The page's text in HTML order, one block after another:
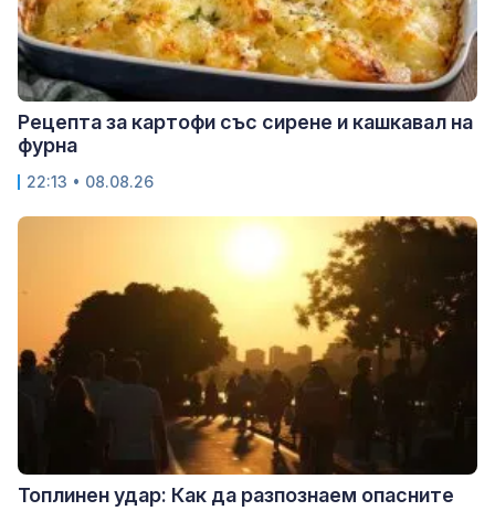
Рецепта за картофи със сирене и кашкавал на
фурна
22:13 • 08.08.26
Топлинен удар: Как да разпознаем опасните